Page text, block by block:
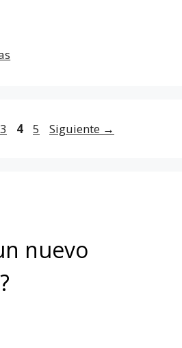
Página
3 Página
4 Página
5 Siguiente →
nuevo